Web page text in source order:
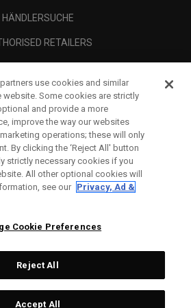
HÄNDLERSUCHE
RETAILERS
Topgolf Callaway Brands.
use cookies and similar
website. Some cookies are strictly
and provide a more
improve the way our websites
operations; these will only
By clicking the ‘Reject All' button
strictly necessary cookies if you
All other optional cookies will
see our Privacy, Ad &
Cookie Preferences
Reject All
Accept All